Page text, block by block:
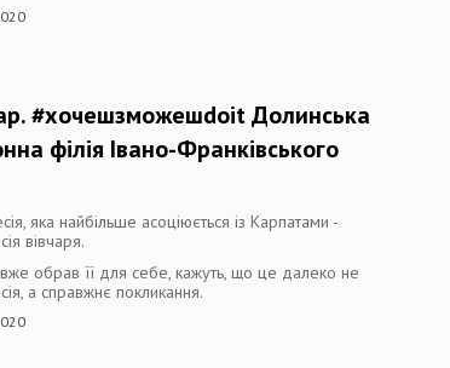
#хочешзможешdoit Долинська
філія Івано-Франківського
яка найбільше асоціюється із Карпатами -
вівчаря.
вже обрав її для себе, кажуть, що це далеко не
а справжнє покликання.